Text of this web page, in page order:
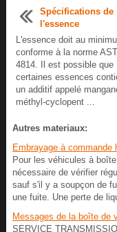
Spécifications de
l'essence
L'essence doit au
conforme à la norme
4814. Il est possible que
certaines essences
un additif appelé
méthyl-cyclopent ...
Autres materiaux:
Embrayage à commande
Pour les véhicules à
nécessaire de vérifier
sauf s'il y a soupçon de
une fuite. Une perte de
Messages de la boîte de
SERVICE